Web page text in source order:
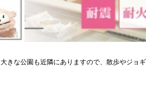
きな公園も近隣にありますので、散歩やジョ